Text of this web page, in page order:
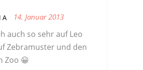
14. Januar 2013
auch so sehr auf Leo
Zebramuster und den
Zoo 😀